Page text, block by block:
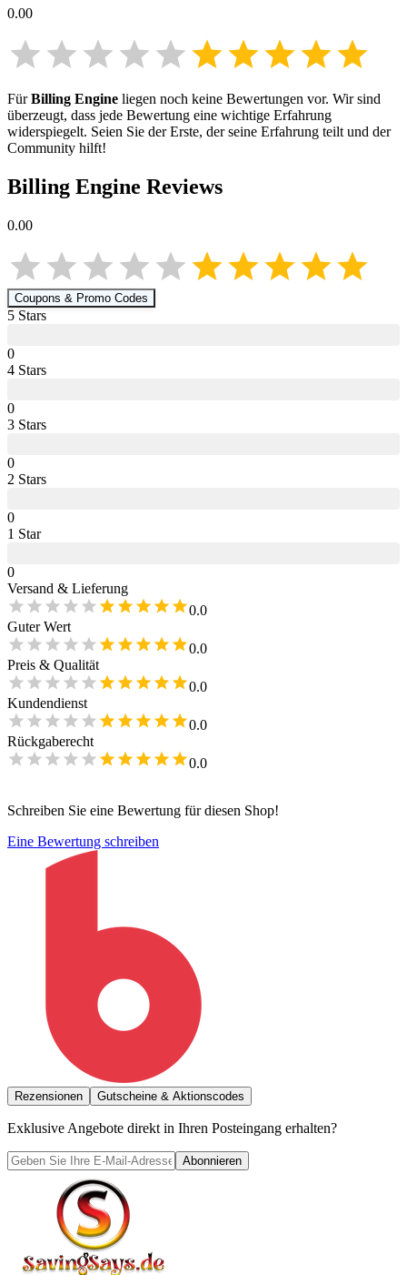
0.00
FürBilling Engine liegen noch keine Bewertungen vor. Wir sind
überzeugt, dass jede Bewertung eine wichtige Erfahrung
widerspiegelt. Seien Sie der Erste, der seine Erfahrung teilt und der
Community hilft!
Billing Engine Reviews
0.00
Coupons & Promo Codes
5 Stars
0
4 Stars
0
3 Stars
0
2 Stars
0
1 Star
0
Versand & Lieferung
0.0
Guter Wert
0.0
Preis & Qualität
0.0
Kundendienst
0.0
Rückgaberecht
0.0
Schreiben Sie eine Bewertung für diesen Shop!
Eine Bewertung schreiben
Rezensionen Gutscheine & Aktionscodes
Exklusive Angebote direkt in Ihren Posteingang erhalten?
Abonnieren